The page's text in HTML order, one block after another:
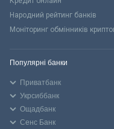
Народний рейтинг банків
Моніторинг обмінників
Популярні банки
Приватбанк
Укрсиббанк
Ощадбанк
Сенс Банк